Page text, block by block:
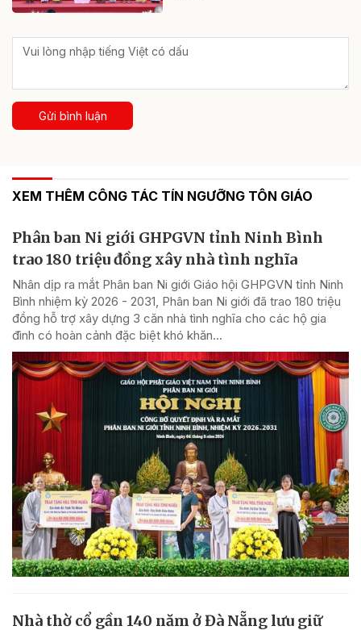
Gửi bình luận
XEM THÊM CÔNG TÁC TÍN NGƯỠNG TÔN GIÁO
Phân ban Ni giới GHPGVN tỉnh Ninh Bình
trao 180 triệu đồng xây nhà tình nghĩa
Nhân dịp ra mắt Phân ban Ni giới Giáo hội GHPGVN tỉnh Ninh
Bình nhiệm kỳ 2026 - 2031, Phân ban Ni giới đã trao 180 triệu
đồng hỗ trợ xây dựng 3 căn nhà tình nghĩa cho các hộ gia
đình có hoàn cảnh đặc biệt khó khăn...
Nhà thờ cổ gần 140 năm ở Đà Nẵng lưu giữ